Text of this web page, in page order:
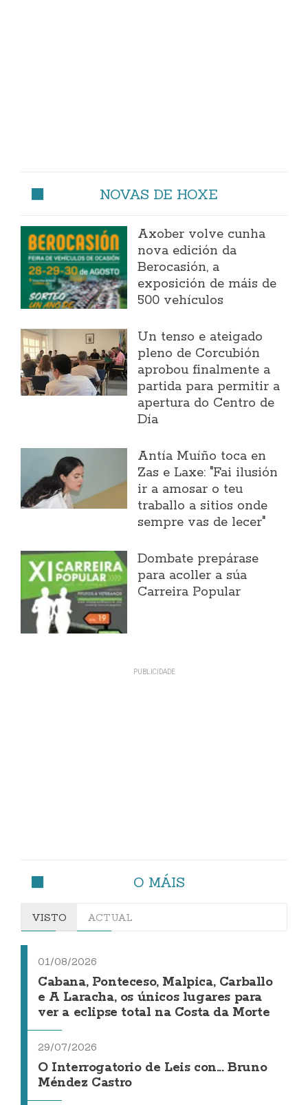
NOVAS DE HOXE
Axober volve cunha
nova edición da
Berocasión, a
exposición de máis de
500 vehículos
Un tenso e ateigado
pleno de Corcubión
aprobou finalmente a
partida para permitir a
apertura do Centro de
Día
Antía Muíño toca en
Zas e Laxe: "Fai ilusión
ir a amosar o teu
traballo a sitios onde
sempre vas de lecer"
Dombate prepárase
para acoller a súa
Carreira Popular
O MÁIS
VISTO ACTUAL
01/08/2026
Cabana, Ponteceso, Malpica, Carballo
e A Laracha, os únicos lugares para
ver a eclipse total na Costa da Morte
29/07/2026
O Interrogatorio de Leis con... Bruno
Méndez Castro